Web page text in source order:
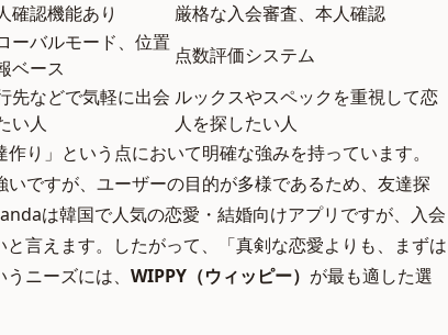
確認機能あり
厳格な入会審査、本人確認
ーバルモード、位置
ベース
点数評価システム
先などで気軽に出会
い人
ルックスやスペックを重視して恋
人を探したい人
り」という点において明確な強みを持っています。
ですが、ユーザーの目的が多様であるため、友達探
は韓国で人気の恋愛・結婚向けアプリですが、入会
言えます。したがって、「真剣な恋愛よりも、まずは
ニーズには、 WIPPY（ウィッピー） が最も適した選